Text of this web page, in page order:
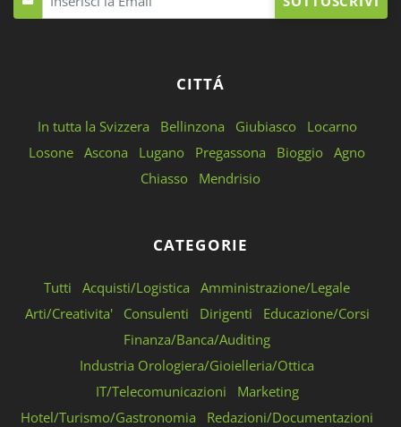
CITTÁ
In tutta la Svizzera Bellinzona Giubiasco
Locarno
Losone Ascona Lugano Pregassona Bioggio Agno
Chiasso
Mendrisio
CATEGORIE
Tutti Acquisti/Logistica
Amministrazione/Legale
Arti/Creativita'
Consulenti Dirigenti
Educazione/Corsi
Finanza/Banca/Auditing
Industria Orologiera/Gioielleria/Ottica
IT/Telecomunicazioni
Marketing
Hotel/Turismo/Gastronomia
Redazioni/Documentazioni